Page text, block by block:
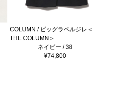
COLUMN / ビッグラペルジレ＜
THE COLUMN＞
ネイビー / 38
¥74,800